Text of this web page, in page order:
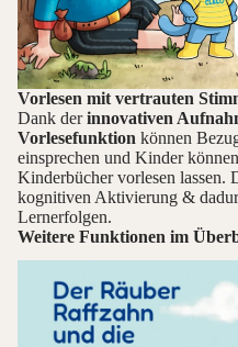
Vorlesen mit vertrauten
Dank derinnovativen
Vorlesefunktion können
einsprechen und Kinder
Kinderbücher vorlesen lassen.
kognitiven Aktivierung &
Lernerfolgen.
Weitere Funktionen im